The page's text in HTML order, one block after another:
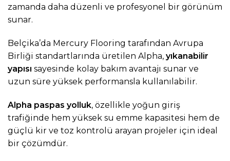
zamanda daha düzenli ve profesyonel bir görünüm
sunar.
Belçika’da Mercury Flooring tarafından Avrupa
Birliği standartlarında üretilen Alpha, yıkanabilir
yapısı sayesinde kolay bakım avantajı sunar ve
uzun süre yüksek performansla kullanılabilir.
Alpha paspas yolluk, özellikle yoğun giriş
trafiğinde hem yüksek su emme kapasitesi hem de
güçlü kir ve toz kontrolü arayan projeler için ideal
bir çözümdür.